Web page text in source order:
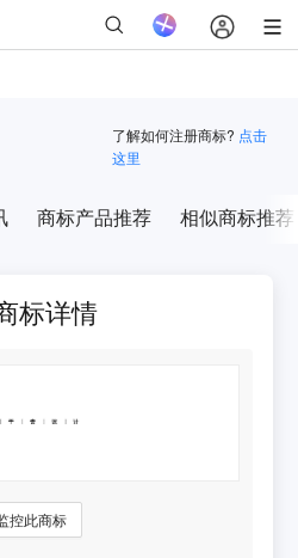
了解如何注册商标? 点击
这里
商标产品推荐 相似商标推荐
标详情
控此商标